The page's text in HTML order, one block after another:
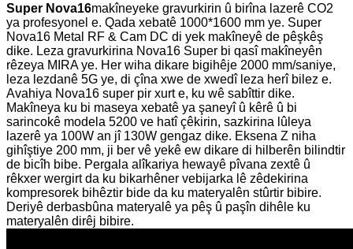
Super Nova16makîneyeke gravurkirin û birîna lazerê CO2
ya profesyonel e. Qada xebatê 1000*1600 mm ye. Super
Nova16 Metal RF & Cam DC di yek makîneyê de pêşkêş
dike. Leza gravurkirina Nova16 Super bi qasî makîneyên
rêzeya MIRA ye. Her wiha dikare bigihêje 2000 mm/saniye,
leza lezdanê 5G ye, di çîna xwe de xwedî leza herî bilez e.
Avahiya Nova16 super pir xurt e, ku wê sabîttir dike.
Makîneya ku bi maseya xebatê ya şaneyî û kêrê û bi
sarincokê modela 5200 ve hatî çêkirin, sazkirina lûleya
lazerê ya 100W an jî 130W gengaz dike. Eksena Z niha
gihîştiye 200 mm, ji ber vê yekê ew dikare di hilberên bilindtir
de bicîh bibe. Pergala alîkariya hewayê pîvana zextê û
rêkxer wergirt da ku bikarhêner vebijarka lê zêdekirina
kompresorek bihêztir bide da ku materyalên stûrtir bibire.
Deriyê derbasbûna materyalê ya pêş û paşîn dihêle ku
materyalên dirêj bibire.